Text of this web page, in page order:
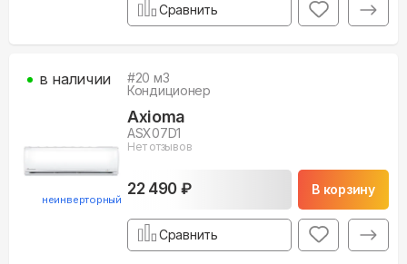
Сравнить
неинверторный
#20 м3
Кондиционер
Axioma
ASX07D1
Нет отзывов
22 490 ₽ В корзину
в наличии
Сравнить